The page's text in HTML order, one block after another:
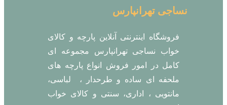
نساجی تهرانپارس
فروشگاه اینترنتی آنلاین پارچه و کالای
خواب نساجی تهرانپارس مجموعه ای
کامل در امور فروش انواع پارچه های
ملحفه ای ساده و طرحدار ، لباسی،
مانتویی ، اداری، سنتی و کالای خواب